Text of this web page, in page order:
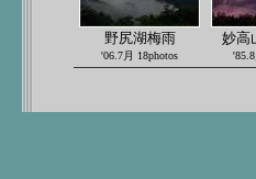
野尻湖梅雨
'06.7月 18photos
妙高